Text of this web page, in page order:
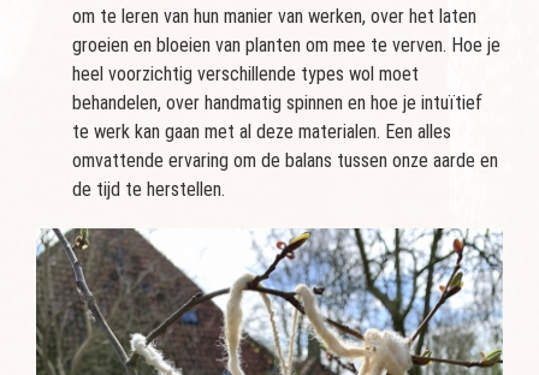
om te leren van hun manier van werken, over het laten
groeien en bloeien van planten om mee te verven. Hoe je
heel voorzichtig verschillende types wol moet
behandelen, over handmatig spinnen en hoe je intuïtief
te werk kan gaan met al deze materialen. Een alles
omvattende ervaring om de balans tussen onze aarde en
de tijd te herstellen.